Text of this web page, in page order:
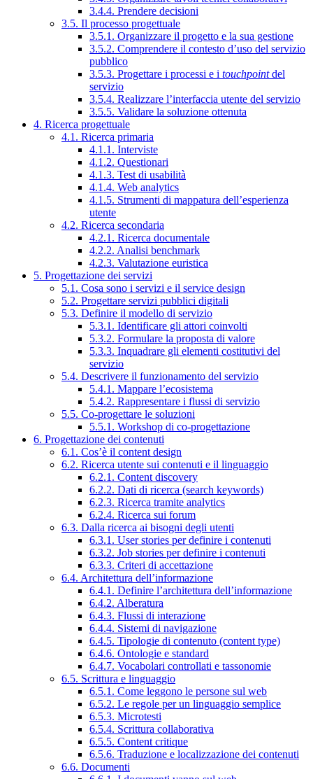
3.4.4. Prendere decisioni
3.5. Il processo progettuale
3.5.1. Organizzare il progetto e la sua gestione
3.5.2. Comprendere il contesto d’uso del servizio
pubblico
3.5.3. Progettare i processi e i touchpointdel
servizio
3.5.4. Realizzare l’interfaccia utente del servizio
3.5.5. Validare la soluzione ottenuta
4. Ricerca progettuale
4.1. Ricerca primaria
4.1.1. Interviste
4.1.2. Questionari
4.1.3. Test di usabilità
4.1.4. Web analytics
4.1.5. Strumenti di mappatura dell’esperienza
utente
4.2. Ricerca secondaria
4.2.1. Ricerca documentale
4.2.2. Analisi benchmark
4.2.3. Valutazione euristica
5. Progettazione dei servizi
5.1. Cosa sono i servizi e il service design
5.2. Progettare servizi pubblici digitali
5.3. Definire il modello di servizio
5.3.1. Identificare gli attori coinvolti
5.3.2. Formulare la proposta di valore
5.3.3. Inquadrare gli elementi costitutivi del
servizio
5.4. Descrivere il funzionamento del servizio
5.4.1. Mappare l’ecosistema
5.4.2. Rappresentare i flussi di servizio
5.5. Co-progettare le soluzioni
5.5.1. Workshop di co-progettazione
6. Progettazione dei contenuti
6.1. Cos’è il content design
6.2. Ricerca utente sui contenuti e il linguaggio
6.2.1. Content discovery
6.2.2. Dati di ricerca (search keywords)
6.2.3. Ricerca tramite analytics
6.2.4. Ricerca sui forum
6.3. Dalla ricerca ai bisogni degli utenti
6.3.1. User stories per definire i contenuti
6.3.2. Job stories per definire i contenuti
6.3.3. Criteri di accettazione
6.4. Architettura dell’informazione
6.4.1. Definire l’architettura dell’informazione
6.4.2. Alberatura
6.4.3. Flussi di interazione
6.4.4. Sistemi di navigazione
6.4.5. Tipologie di contenuto (content type)
6.4.6. Ontologie e standard
6.4.7. Vocabolari controllati e tassonomie
6.5. Scrittura e linguaggio
6.5.1. Come leggono le persone sul web
6.5.2. Le regole per un linguaggio semplice
6.5.3. Microtesti
6.5.4. Scrittura collaborativa
6.5.5. Content critique
6.5.6. Traduzione e localizzazione dei contenuti
6.6. Documenti